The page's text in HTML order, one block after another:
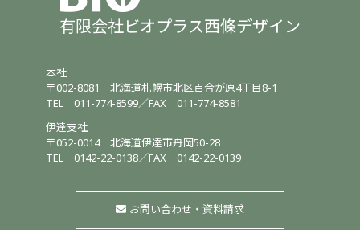
有限会社ビオプラス西條デザイン
本社
〒002-8081北海道札幌市北区百合が原4丁目8-1
TEL011-774-8599／FAX 011-774-8581
伊達支社
〒052-0014北海道伊達市舟岡50-28
TEL0142-22-0138／FAX 0142-22-0139
お問い合わせ・資料請求